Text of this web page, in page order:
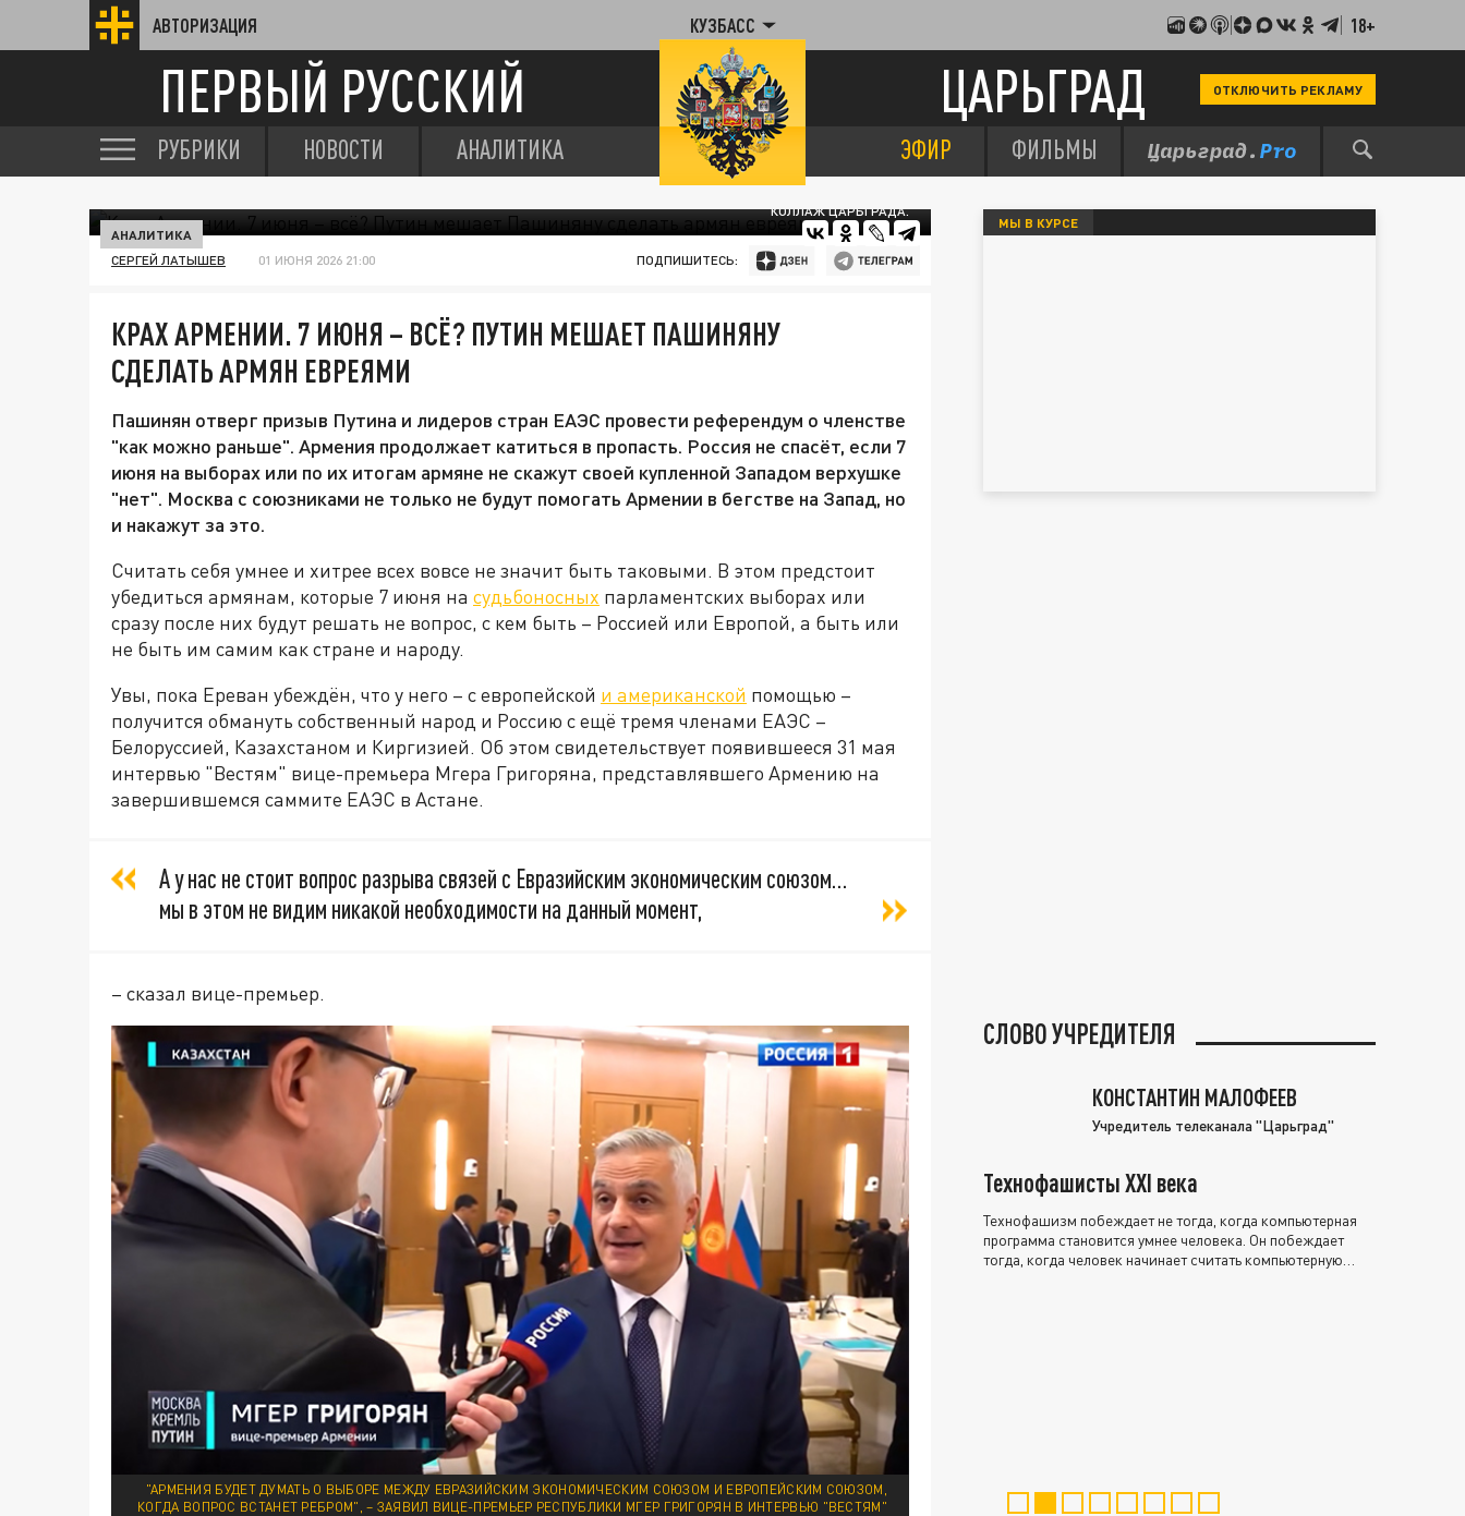
АВТОРИЗАЦИЯ КУЗБАСС 18+
ПЕРВЫЙ РУССКИЙ ЦАРЬГРАД ОТКЛЮЧИТЬ РЕКЛАМУ
РУБРИКИ НОВОСТИ АНАЛИТИКА ЭФИР ФИЛЬМЫ
КОЛЛАЖ ЦАРЬГРАДА.
АНАЛИТИКА
СЕРГЕЙ ЛАТЫШЕВ 01 ИЮНЯ 2026 21:00 ПОДПИШИТЕСЬ:
КРАХ АРМЕНИИ. 7 ИЮНЯ – ВСЁ? ПУТИН МЕШАЕТ ПАШИНЯНУ
СДЕЛАТЬ АРМЯН ЕВРЕЯМИ
Пашинян отверг призыв Путина и лидеров стран ЕАЭС провести референдум о членстве
"как можно раньше". Армения продолжает катиться в пропасть. Россия не спасёт, если 7
июня на выборах или по их итогам армяне не скажут своей купленной Западом верхушке
"нет". Москва с союзниками не только не будут помогать Армении в бегстве на Запад, но
и накажут за это.
Считать себя умнее и хитрее всех вовсе не значит быть таковыми. В этом предстоит
убедиться армянам, которые 7 июня на судьбоносных парламентских выборах или
сразу после них будут решать не вопрос, с кем быть – Россией или Европой, а быть или
не быть им самим как стране и народу.
Увы, пока Ереван убеждён, что у него – с европейской и американской помощью –
получится обмануть собственный народ и Россию с ещё тремя членами ЕАЭС –
Белоруссией, Казахстаном и Киргизией. Об этом свидетельствует появившееся 31 мая
интервью "Вестям" вице-премьера Мгера Григоряна, представлявшего Армению на
завершившемся саммите ЕАЭС в Астане.
А у нас не стоит вопрос разрыва связей с Евразийским экономическим союзом…
мы в этом не видим никакой необходимости на данный момент,
– сказал вице-премьер.
"АРМЕНИЯ БУДЕТ ДУМАТЬ О ВЫБОРЕ МЕЖДУ ЕВРАЗИЙСКИМ ЭКОНОМИЧЕСКИМ СОЮЗОМ И ЕВРОПЕЙСКИМ СОЮЗОМ,
КОГДА ВОПРОС ВСТАНЕТ РЕБРОМ", – ЗАЯВИЛ ВИЦЕ-ПРЕМЬЕР РЕСПУБЛИКИ МГЕР ГРИГОРЯН В ИНТЕРВЬЮ "ВЕСТЯМ"
МЫ В КУРСЕ
СЛОВО УЧРЕДИТЕЛЯ
КОНСТАНТИН МАЛОФЕЕВ
Учредитель телеканала "Царьград"
Технофашисты XXI века
Технофашизм побеждает не тогда, когда компьютерная
программа становится умнее человека. Он побеждает
тогда, когда человек начинает считать компьютерную